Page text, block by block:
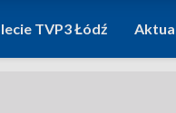
TVP3 Łódź